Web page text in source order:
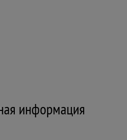
информация